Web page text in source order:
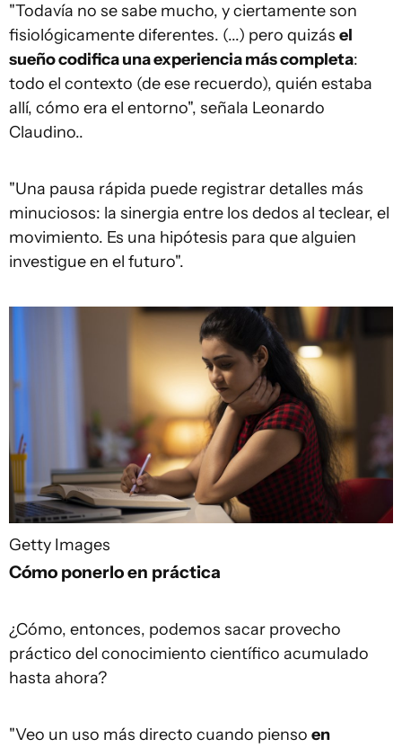
"Todavía no se sabe mucho, y ciertamente son
fisiológicamente diferentes. (...) pero quizás el
sueño codifica una experiencia más completa:
todo el contexto (de ese recuerdo), quién estaba
allí, cómo era el entorno", señala Leonardo
Claudino..
"Una pausa rápida puede registrar detalles más
minuciosos: la sinergia entre los dedos al teclear, el
movimiento. Es una hipótesis para que alguien
investigue en el futuro".
Getty Images
Cómo ponerlo en práctica
¿Cómo, entonces, podemos sacar provecho
práctico del conocimiento científico acumulado
hasta ahora?
"Veo un uso más directo cuando pienso en